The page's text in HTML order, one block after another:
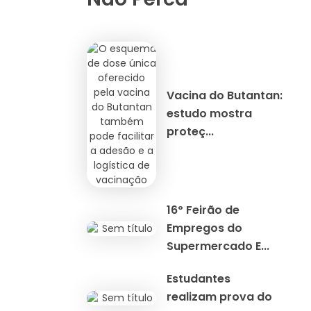
Vacina do Butantan:
estudo mostra
proteç...
16º Feirão de
Empregos do
Supermercado E...
Estudantes
realizam prova do